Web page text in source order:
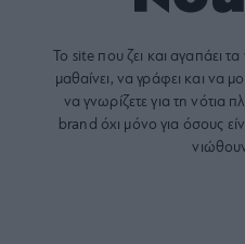
Το site που ζει και αγαπάει τα
μαθαίνει, να γράφει και να
να γνωρίζετε για τη νότια
brand όχι μόνο για όσους